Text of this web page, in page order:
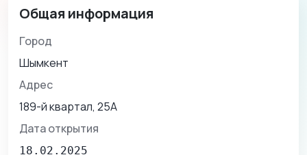
Общая информация
Город
Шымкент
Адрес
189-й квартал, 25А
Дата открытия
18.02.2025